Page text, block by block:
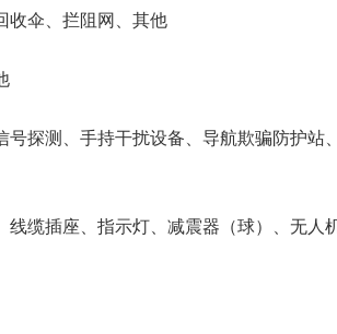
收伞、拦阻网、其他
探测、手持干扰设备、导航欺骗防护站
缆插座、指示灯、减震器（球）、无人